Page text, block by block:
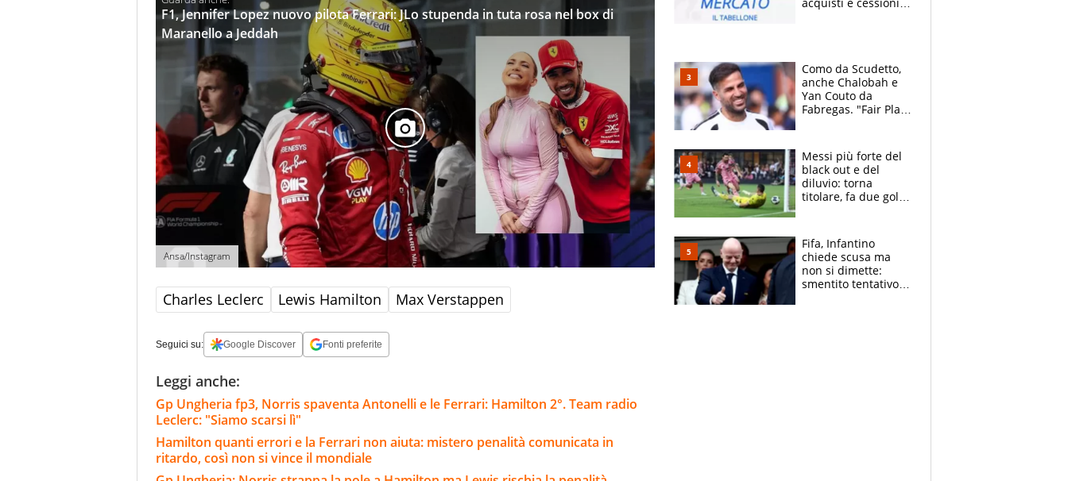
F1, Jennifer Lopez nuovo pilota Ferrari: JLo stupenda in tuta rosa nel box di
Maranello a Jeddah
Ansa/Instagram
Charles Leclerc Lewis Hamilton Max Verstappen
Seguici su: Google Discover Fonti preferite
Leggi anche:
Gp Ungheria fp3, Norris spaventa Antonelli e le Ferrari: Hamilton 2°. Team radio
Leclerc: "Siamo scarsi lì"
Hamilton quanti errori e la Ferrari non aiuta: mistero penalità comunicata in
ritardo, così non si vince il mondiale
Como da Scudetto,
anche Chalobah e
Yan Couto da
Fabregas. "Fair Play
multa"
Messi più forte del
black out e del
diluvio: torna
titolare, fa due gol e
che ritiro
Fifa, Infantino
chiede scusa ma
non si dimette:
smentito tentativo di